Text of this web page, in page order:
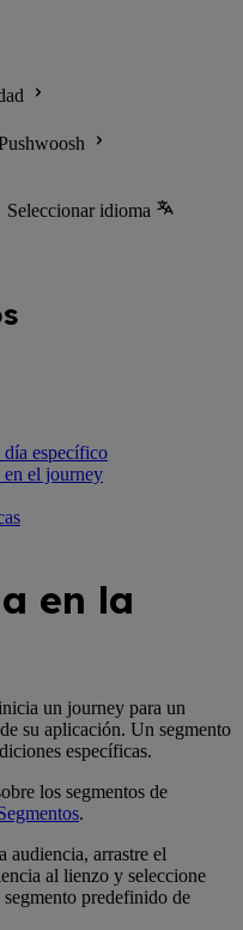
Seleccionar idioma
día específico
el journey
en la
inicia un journey para un
su aplicación. Un segmento
específicas.
los segmentos de
.
audiencia, arrastre el
al lienzo y seleccione
predefinido de